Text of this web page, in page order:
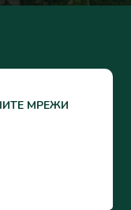
МРЕЖИ